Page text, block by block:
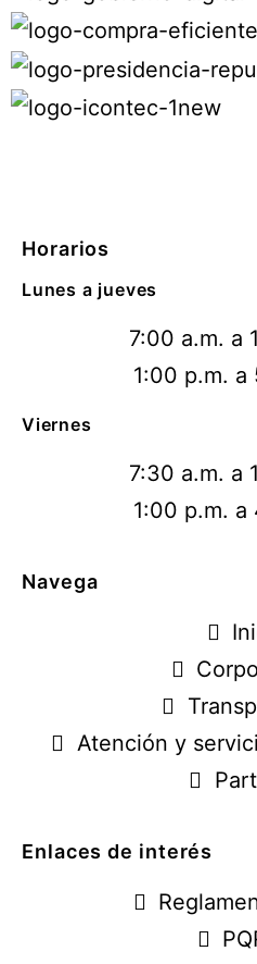
Horarios
Lunes a jueves
7:00 a.m. a
1:00 p.m. a
Viernes
7:30 a.m. a
1:00 p.m. a
Navega
Atención y
Enlaces de interés